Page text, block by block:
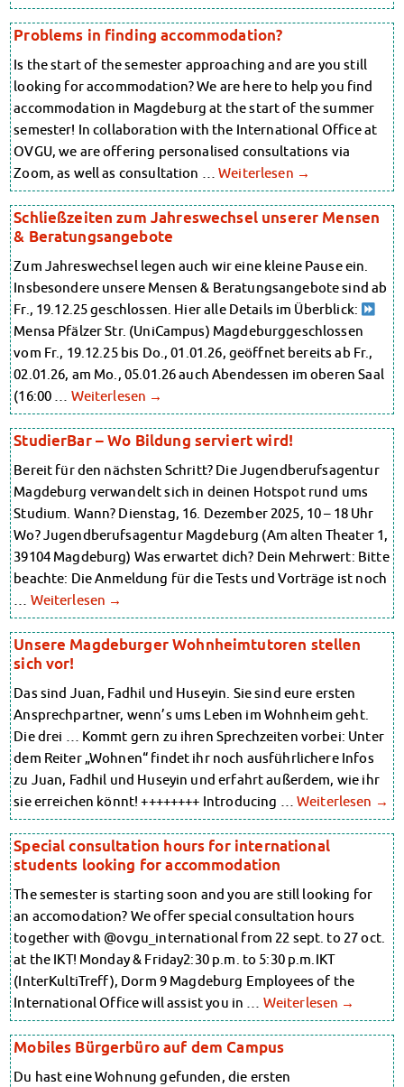
AnsprechpartnerInnen
Über uns
Infopoints & Beratungscenter
Beratungstermine im Überblick
Unsere Organisation
Verwaltungsrat
Personalrat
Lageplan
Dokumente
Stellenangebote
AnsprechpartnerInnen
Impressum
Datenschutzerklärung
Erklärung zur Barrierefreiheit
Beratungstermine im Überblick
Unsere Organisation
Personalrat
Lageplan
Dokumente
Stellenangebote
AnsprechpartnerInnen
Impressum
Datenschutzerklärung
Erklärung zur Barrierefreiheit
Problems in finding accommodation?
Is the start of the semester approaching and are you still
looking for accommodation? We are here to help you find
accommodation in Magdeburg at the start of the summer
semester! In collaboration with the International Office at
OVGU, we are offering personalised consultations via
Zoom, as well as consultation …Weiterlesen →
Schließzeiten zum Jahreswechsel unserer Mensen
& Beratungsangebote
Zum Jahreswechsel legen auch wir eine kleine Pause ein.
Insbesondere unsere Mensen & Beratungsangebote sind ab
Fr., 19.12.25 geschlossen. Hier alle Details im Überblick:
Mensa Pfälzer Str. (UniCampus) Magdeburggeschlossen
vom Fr., 19.12.25 bis Do., 01.01.26, geöffnet bereits ab Fr.,
02.01.26, am Mo., 05.01.26 auch Abendessen im oberen Saal
(16:00 … Weiterlesen →
StudierBar – Wo Bildung serviert wird!
Bereit für den nächsten Schritt? Die Jugendberufsagentur
Magdeburg verwandelt sich in deinen Hotspot rund ums
Studium. Wann? Dienstag, 16. Dezember 2025, 10 – 18 Uhr
Wo? Jugendberufsagentur Magdeburg (Am alten Theater 1,
39104 Magdeburg) Was erwartet dich? Dein Mehrwert: Bitte
beachte: Die Anmeldung für die Tests und Vorträge ist noch
Weiterlesen →
Unsere Magdeburger Wohnheimtutoren stellen
sich vor!
Das sind Juan, Fadhil und Huseyin. Sie sind eure ersten
Ansprechpartner, wenn’s ums Leben im Wohnheim geht.
Die drei … Kommt gern zu ihren Sprechzeiten vorbei: Unter
dem Reiter „Wohnen“ findet ihr noch ausführlichere Infos
zu Juan, Fadhil und Huseyin und erfahrt außerdem, wie ihr
sie erreichen könnt! ++++++++ Introducing … Weiterlesen →
Special consultation hours for international
students looking for accommodation
The semester is starting soon and you are still looking for
an accomodation? We offer special consultation hours
together with @ovgu_international from 22 sept. to 27 oct.
at the IKT! Monday & Friday2:30 p.m. to 5:30 p.m.IKT
(InterKultiTreff), Dorm 9 Magdeburg Employees of the
International Office will assist you in … Weiterlesen →
Mobiles Bürgerbüro auf dem Campus
Du hast eine Wohnung gefunden, die ersten